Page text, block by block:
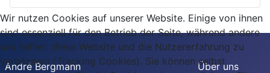
André Bergmann Über uns
Wir nutzen Cookies auf unserer Website. Einige von ihnen
sind essenziell für den Betrieb der Seite, während andere
uns helfen, diese Website und die Nutzererfahrung zu
verbessern (Tracking Cookies). Sie können selbst